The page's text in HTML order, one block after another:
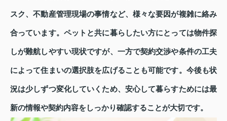
スク、不動産管理現場の事情など、様々な要因が複雑に絡み
合っています。ペットと共に暮らしたい方にとっては物件探
しが難航しやすい現状ですが、一方で契約交渉や条件の工夫
によって住まいの選択肢を広げることも可能です。今後も状
況は少しずつ変化していくため、安心して暮らすためには最
新の情報や契約内容をしっかり確認することが大切です。